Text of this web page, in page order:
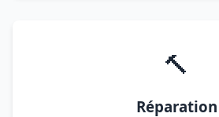
🔨
Réparation